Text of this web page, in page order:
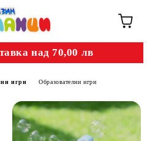
над 70,00 лв
игри Образователни игри